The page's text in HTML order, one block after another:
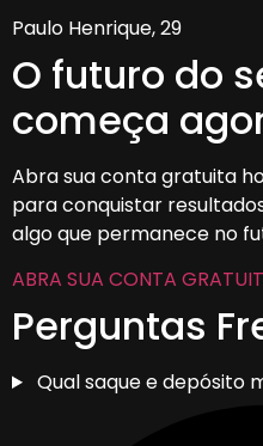
Paulo Henrique, 29
O futuro do
começa
Abra sua conta gratuita
para conquistar
algo que permanece no
ABRA SUA CONTA
Perguntas
Qual saque e depósito